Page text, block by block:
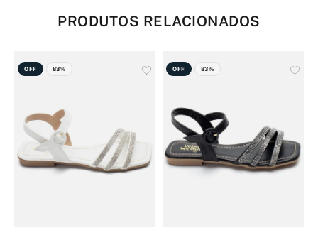
PRODUTOS RELACIONADOS
OFF 83% OFF 83%